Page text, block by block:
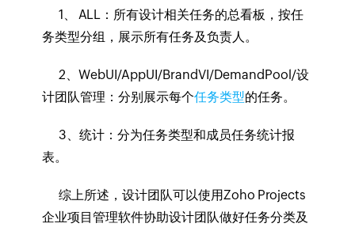
1、 ALL：所有设计相关任务的总看板，按任
务类型分组，展示所有任务及负责人。
2、WebUI/AppUI/BrandVI/DemandPool/设
计团队管理：分别展示每个任务类型的任务。
3、统计：分为任务类型和成员任务统计报
表。
综上所述，设计团队可以使用Zoho Projects
企业项目管理软件协助设计团队做好任务分类及